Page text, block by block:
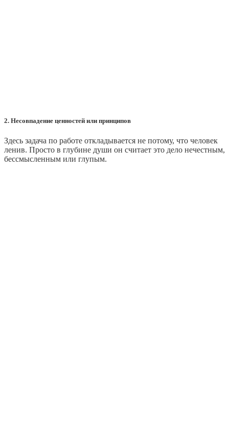
2. Несовпадение ценностей или принципов
Здесь задача по работе откладывается не потому, что человек
ленив. Просто в глубине души он считает это дело нечестным,
бессмысленным или глупым.